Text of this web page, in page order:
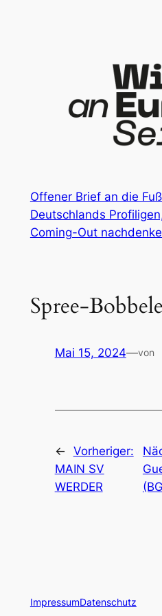
Offener Brief an die
Deutschlands
Coming-Out
Spree-Bobbele
Mai 15, 2024—von
← Vorheriger:
MAIN SV
WERDER
ImpressumDatenschutz